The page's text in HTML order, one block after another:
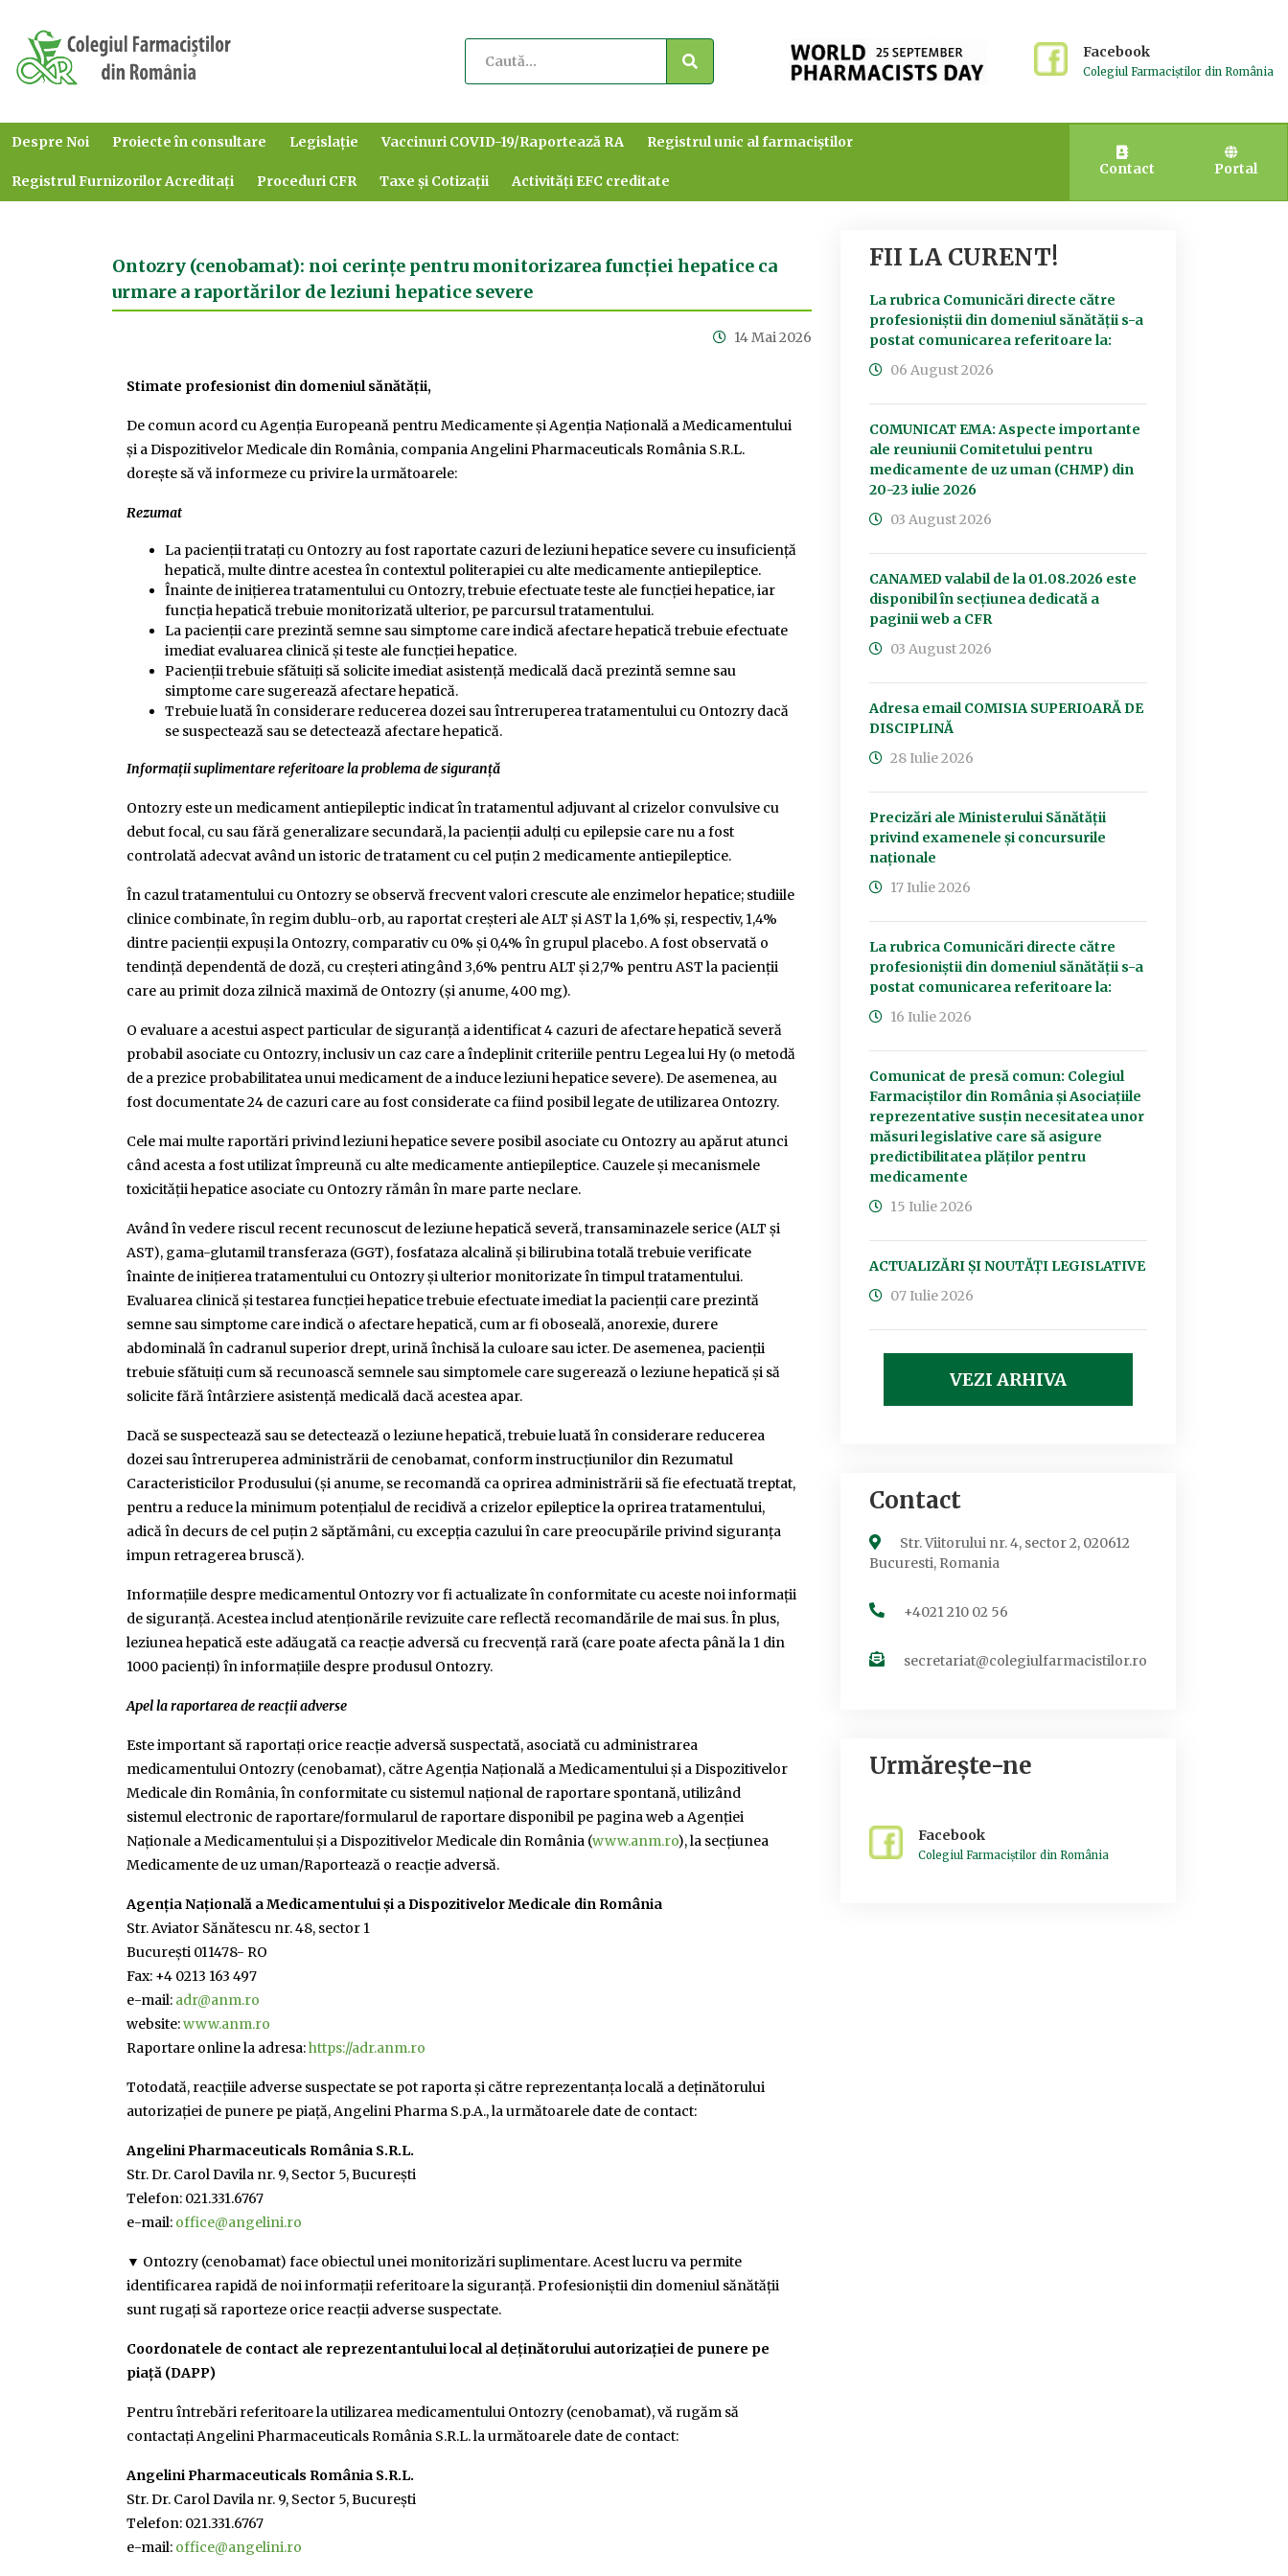
Facebook
Colegiul Farmaciștilor din România
Despre Noi Proiecte în consultare Legislație Vaccinuri COVID-19/Raportează RA Registrul unic al farmaciștilor
Registrul Furnizorilor Acreditați Proceduri CFR Taxe și Cotizații Activități EFC creditate
Contact Portal
Ontozry (cenobamat): noi cerințe pentru monitorizarea funcției hepatice ca
urmare a raportărilor de leziuni hepatice severe
14 Mai 2026
Stimate profesionist din domeniul sănătății,
De comun acord cu Agenția Europeană pentru Medicamente și Agenția Națională a Medicamentului
și a Dispozitivelor Medicale din România, compania Angelini Pharmaceuticals România S.R.L.
dorește să vă informeze cu privire la următoarele:
Rezumat
La pacienții tratați cu Ontozry au fost raportate cazuri de leziuni hepatice severe cu insuficiență
hepatică, multe dintre acestea în contextul politerapiei cu alte medicamente antiepileptice.
Înainte de inițierea tratamentului cu Ontozry, trebuie efectuate teste ale funcției hepatice, iar
funcția hepatică trebuie monitorizată ulterior, pe parcursul tratamentului.
La pacienții care prezintă semne sau simptome care indică afectare hepatică trebuie efectuate
imediat evaluarea clinică și teste ale funcției hepatice.
Pacienții trebuie sfătuiți să solicite imediat asistență medicală dacă prezintă semne sau
simptome care sugerează afectare hepatică.
Trebuie luată în considerare reducerea dozei sau întreruperea tratamentului cu Ontozry dacă
se suspectează sau se detectează afectare hepatică.
Informații suplimentare referitoare la problema de siguranță
Ontozry este un medicament antiepileptic indicat în tratamentul adjuvant al crizelor convulsive cu
debut focal, cu sau fără generalizare secundară, la pacienții adulți cu epilepsie care nu a fost
controlată adecvat având un istoric de tratament cu cel puțin 2 medicamente antiepileptice.
În cazul tratamentului cu Ontozry se observă frecvent valori crescute ale enzimelor hepatice; studiile
clinice combinate, în regim dublu-orb, au raportat creșteri ale ALT și AST la 1,6% și, respectiv, 1,4%
dintre pacienții expuși la Ontozry, comparativ cu 0% și 0,4% în grupul placebo. A fost observată o
tendință dependentă de doză, cu creșteri atingând 3,6% pentru ALT și 2,7% pentru AST la pacienții
care au primit doza zilnică maximă de Ontozry (și anume, 400 mg).
O evaluare a acestui aspect particular de siguranță a identificat 4 cazuri de afectare hepatică severă
probabil asociate cu Ontozry, inclusiv un caz care a îndeplinit criteriile pentru Legea lui Hy (o metodă
de a prezice probabilitatea unui medicament de a induce leziuni hepatice severe). De asemenea, au
fost documentate 24 de cazuri care au fost considerate ca fiind posibil legate de utilizarea Ontozry.
Cele mai multe raportări privind leziuni hepatice severe posibil asociate cu Ontozry au apărut atunci
când acesta a fost utilizat împreună cu alte medicamente antiepileptice. Cauzele și mecanismele
toxicității hepatice asociate cu Ontozry rămân în mare parte neclare.
Având în vedere riscul recent recunoscut de leziune hepatică severă, transaminazele serice (ALT și
AST), gama-glutamil transferaza (GGT), fosfataza alcalină și bilirubina totală trebuie verificate
înainte de inițierea tratamentului cu Ontozry și ulterior monitorizate în timpul tratamentului.
Evaluarea clinică și testarea funcției hepatice trebuie efectuate imediat la pacienții care prezintă
semne sau simptome care indică o afectare hepatică, cum ar fi oboseală, anorexie, durere
abdominală în cadranul superior drept, urină închisă la culoare sau icter. De asemenea, pacienții
trebuie sfătuiți cum să recunoască semnele sau simptomele care sugerează o leziune hepatică și să
solicite fără întârziere asistență medicală dacă acestea apar.
Dacă se suspectează sau se detectează o leziune hepatică, trebuie luată în considerare reducerea
dozei sau întreruperea administrării de cenobamat, conform instrucțiunilor din Rezumatul
Caracteristicilor Produsului (și anume, se recomandă ca oprirea administrării să fie efectuată treptat,
pentru a reduce la minimum potențialul de recidivă a crizelor epileptice la oprirea tratamentului,
adică în decurs de cel puțin 2 săptămâni, cu excepția cazului în care preocupările privind siguranța
impun retragerea bruscă).
Informațiile despre medicamentul Ontozry vor fi actualizate în conformitate cu aceste noi informații
de siguranță. Acestea includ atenționările revizuite care reflectă recomandările de mai sus. În plus,
leziunea hepatică este adăugată ca reacție adversă cu frecvență rară (care poate afecta până la 1 din
1000 pacienţi) în informațiile despre produsul Ontozry.
Apel la raportarea de reacții adverse
Este important să raportaţi orice reacție adversă suspectată, asociată cu administrarea
medicamentului Ontozry (cenobamat), către Agenţia Naţională a Medicamentului şi a Dispozitivelor
Medicale din România, în conformitate cu sistemul naţional de raportare spontană, utilizând
sistemul electronic de raportare/formularul de raportare disponibil pe pagina web a Agenţiei
Naţionale a Medicamentului şi a Dispozitivelor Medicale din România (www.anm.ro), la secţiunea
Medicamente de uz uman/Raportează o reacţie adversă.
Agenţia Naţională a Medicamentului şi a Dispozitivelor Medicale din România
Str. Aviator Sănătescu nr. 48, sector 1
Bucureşti 011478- RO
Fax: +4 0213 163 497
e-mail: adr@anm.ro
website:www.anm.ro
Raportare online la adresa:https://adr.anm.ro
Totodată, reacţiile adverse suspectate se pot raporta şi către reprezentanța locală a deținătorului
autorizației de punere pe piață, Angelini Pharma S.p.A., la următoarele date de contact:
Angelini Pharmaceuticals România S.R.L.
Str. Dr. Carol Davila nr. 9, Sector 5, București
Telefon: 021.331.6767
e-mail: office@angelini.ro
▼ Ontozry (cenobamat) face obiectul unei monitorizări suplimentare. Acest lucru va permite
identificarea rapidă de noi informații referitoare la siguranță. Profesioniștii din domeniul sănătății
sunt rugați să raporteze orice reacții adverse suspectate.
Coordonatele de contact ale reprezentantului local al deținătorului autorizației de punere pe
piață (DAPP)
Pentru întrebări referitoare la utilizarea medicamentului Ontozry (cenobamat), vă rugăm să
contactați Angelini Pharmaceuticals România S.R.L. la următoarele date de contact:
Angelini Pharmaceuticals România S.R.L.
Str. Dr. Carol Davila nr. 9, Sector 5, București
Telefon: 021.331.6767
e-mail: office@angelini.ro
FII LA CURENT!
La rubrica Comunicări directe către
profesioniștii din domeniul sănătății s-a
postat comunicarea referitoare la:
06 August 2026
COMUNICAT EMA: Aspecte importante
ale reuniunii Comitetului pentru
medicamente de uz uman (CHMP) din
20-23 iulie 2026
03 August 2026
CANAMED valabil de la 01.08.2026 este
disponibil în secțiunea dedicată a
paginii web a CFR
03 August 2026
Adresa email COMISIA SUPERIOARĂ DE
DISCIPLINĂ
28 Iulie 2026
Precizări ale Ministerului Sănătății
privind examenele și concursurile
naționale
17 Iulie 2026
La rubrica Comunicări directe către
profesioniștii din domeniul sănătății s-a
postat comunicarea referitoare la:
16 Iulie 2026
Comunicat de presă comun: Colegiul
Farmaciștilor din România și Asociațiile
reprezentative susțin necesitatea unor
măsuri legislative care să asigure
predictibilitatea plăților pentru
medicamente
15 Iulie 2026
ACTUALIZĂRI ȘI NOUTĂȚI LEGISLATIVE
07 Iulie 2026
VEZI ARHIVA
Contact
Str. Viitorului nr. 4, sector 2, 020612
Bucuresti, Romania
+4021 210 02 56
secretariat@colegiulfarmacistilor.ro
Urmărește-ne
Facebook
Colegiul Farmaciștilor din România